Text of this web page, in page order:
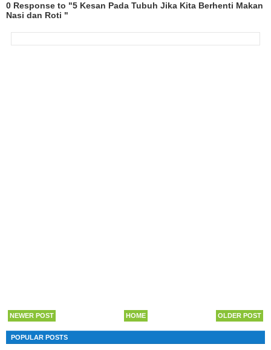
0 Response to "5 Kesan Pada Tubuh Jika Kita Berhenti Makan
Nasi dan Roti "
NEWER POST OLDER POST
HOME
POPULAR POSTS